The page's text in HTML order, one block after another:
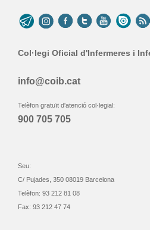
Col·legi Oficial d'Infermeres i
info@coib.cat
Telèfon gratuït d'atenció col·legial:
900 705 705
Seu:
C/ Pujades, 350 08019 Barcelona
Telèfon: 93 212 81 08
Fax: 93 212 47 74